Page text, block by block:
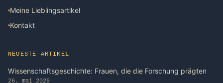
Meine Lieblingsartikel
Kontakt
NEUESTE ARTIKEL
Wissenschaftsgeschichte: Frauen, die die Forschung prägten
26. mai 2026